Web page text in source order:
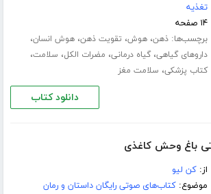
تغذیه
۱۴ صفحه
برچسب‌ها:ذهن،هوش، تقویت ذهن،هوش انسان،
داروهای گیاهی،گیاه درمانی، مضرات الکل، سلامت،
کتاب پزشکی، سلامت مغز
دانلود کتاب
باغ وحش کاغذی
از:کن لیو
موضوع:کتاب‌های صوتی رایگان داستان و رمان